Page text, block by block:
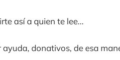
así a quien te lee...
ayuda, donativos, de esa